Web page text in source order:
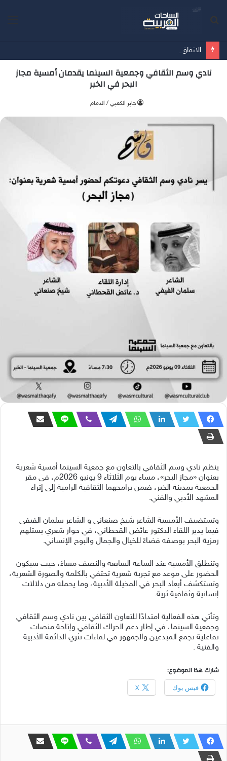
الاتفاق يضم اللاعب الكوسوفي سيلينا 3 مواسم
نادي وسم الثقافي وجمعية السينما يقدمان أمسية مجاز
البحر في الخبر
جابر الكعبي / الدمام
ينظم نادي وسم الثقافي بالتعاون مع جمعية السينما أمسية شعرية
بعنوان «مجاز البحر»، مساء يوم الثلاثاء 9 يونيو 2026م، في مقر
الجمعية بمدينة الخبر، ضمن برامجهما الثقافية الرامية إلى إثراء
المشهد الأدبي والفني.
وتستضيف الأمسية الشاعر شيخ صنعاني و الشاعر سلمان الفيفي
فيما يدير اللقاء الدكتور عائض القحطاني، في حوار شعري يستلهم
رمزية البحر بوصفه فضاءً للخيال والجمال والبوح الإنساني.
وتنطلق الأمسية عند الساعة السابعة والنصف مساءً، حيث سيكون
الحضور على موعد مع تجربة شعرية تحتفي بالكلمة والصورة الشعرية،
وتستكشف أبعاد البحر في المخيلة الأدبية، وما يحمله من دلالات
إنسانية وثقافية ثرية.
وتأتي هذه الفعالية امتدادًا للتعاون الثقافي بين نادي وسم الثقافي
وجمعية السينما، في إطار دعم الحراك الثقافي وإتاحة منصات
تفاعلية تجمع المبدعين والجمهور في لقاءات تثري الذائقة الأدبية
والفنية .
شارك هذا الموضوع:
فيس بوك X